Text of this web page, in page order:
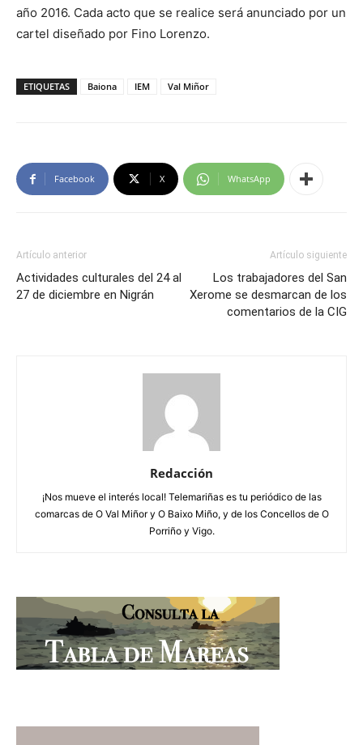
año 2016. Cada acto que se realice será anunciado por un
cartel diseñado por Fino Lorenzo.
ETIQUETAS Baiona IEM Val Miñor
Facebook X WhatsApp
Artículo anterior
Actividades culturales del 24 al
27 de diciembre en Nigrán
Artículo siguiente
Los trabajadores del San
Xerome se desmarcan de los
comentarios de la CIG
Redacción
¡Nos mueve el interés local! Telemariñas es tu periódico de las
comarcas de O Val Miñor y O Baixo Miño, y de los Concellos de O
Porriño y Vigo.